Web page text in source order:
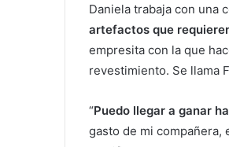
Daniela trabaja con una
artefactos que
empresita con la que
revestimiento. Se llama
“Puedo llegar a ganar
gasto de mi compañera,